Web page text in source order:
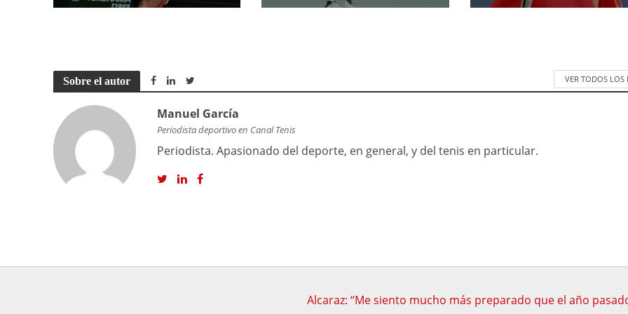
Sobre el autor VER TODOS LOS
Manuel García
Periodista deportivo en Canal Tenis
Periodista. Apasionado del deporte, en general, y del tenis en particular.
Alcaraz: “Me siento mucho más preparado que el año